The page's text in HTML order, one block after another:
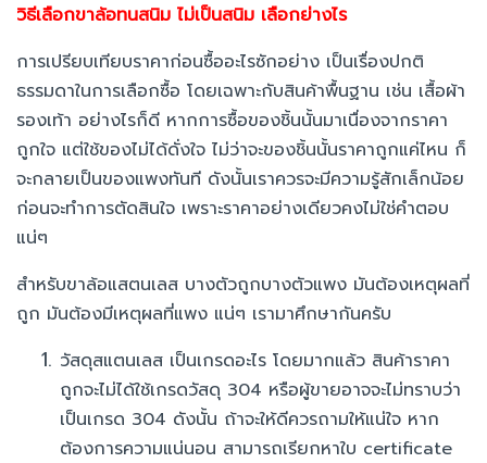
วิธีเลือกขาล้อทนสนิม ไม่เป็นสนิม เลือกย่างไร
การเปรียบเทียบราคาก่อนซื้ออะไรซักอย่าง เป็นเรื่องปกติ
ธรรมดาในการเลือกซื้อ โดยเฉพาะกับสินค้าพื้นฐาน เช่น เสื้อผ้า
รองเท้า อย่างไรก็ดี หากการซื้อของชิ้นนั้นมาเนื่องจากราคา
ถูกใจ แต่ใช้ของไม่ได้ดั่งใจ ไม่ว่าจะของชิ้นนั้นราคาถูกแค่ไหน ก็
จะกลายเป็นของแพงทันที ดังนั้นเราควรจะมีความรู้สักเล็กน้อย
ก่อนจะทำการตัดสินใจ เพราะราคาอย่างเดียวคงไม่ใช่คำตอบ
แน่ๆ
สำหรับขาล้อแสตนเลส บางตัวถูกบางตัวแพง มันต้องเหตุผลที่
ถูก มันต้องมีเหตุผลที่แพง แน่ๆ เรามาศึกษากันครับ
วัสดุสแตนเลส เป็นเกรดอะไร โดยมากแล้ว สินค้าราคา
ถูกจะไม่ได้ใช้เกรดวัสดุ 304 หรือผู้ขายอาจจะไม่ทราบว่า
เป็นเกรด 304 ดังนั้น ถ้าจะให้ดีควรถามให้แน่ใจ หาก
ต้องการความแน่นอน สามารถเรียกหาใบ certificate